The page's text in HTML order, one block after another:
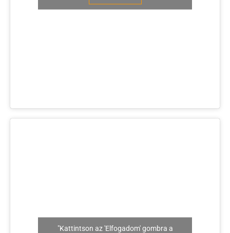
"Kattintson az 'Elfogadom' gombra a